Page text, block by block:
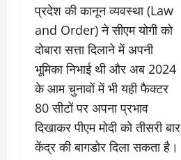
प्रदेश की कानून व्यवस्था (Law
and Order) ने सीएम योगी को
दोबारा सत्ता दिलाने में अपनी
भूमिका निभाई थी और अब 2024
के आम चुनावों में भी यही फैक्टर
80 सीटों पर अपना प्रभाव
दिखाकर पीएम मोदी को तीसरी बार
केंद्र की बागडोर दिला सकता है।